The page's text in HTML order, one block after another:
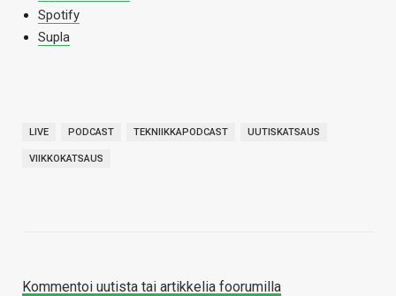
Spotify
Supla
LIVE PODCAST TEKNIIKKAPODCAST UUTISKATSAUS
VIIKKOKATSAUS
Kommentoi uutista tai artikkelia foorumilla